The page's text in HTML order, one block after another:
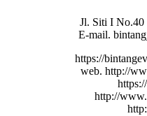
Jl. Siti I No.40
E-mail.
https://
web. http://
http://